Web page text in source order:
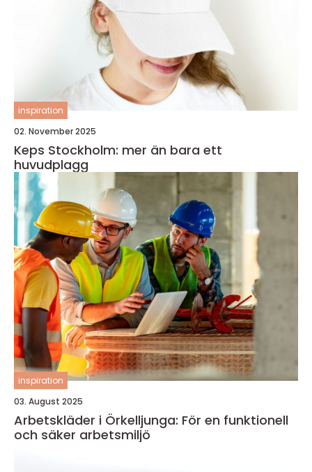
inspiration
02. November 2025
Keps Stockholm: mer än bara ett
huvudplagg
inspiration
03. August 2025
Arbetskläder i Örkelljunga: För en funktionell
och säker arbetsmiljö